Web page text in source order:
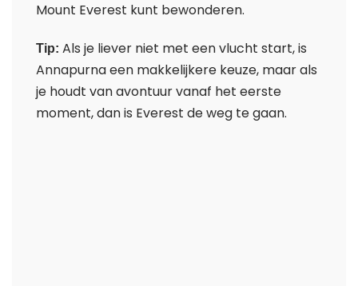
Mount Everest kunt bewonderen.
Tip: Als je liever niet met een vlucht start, is
Annapurna een makkelijkere keuze, maar als
je houdt van avontuur vanaf het eerste
moment, dan is Everest de weg te gaan.